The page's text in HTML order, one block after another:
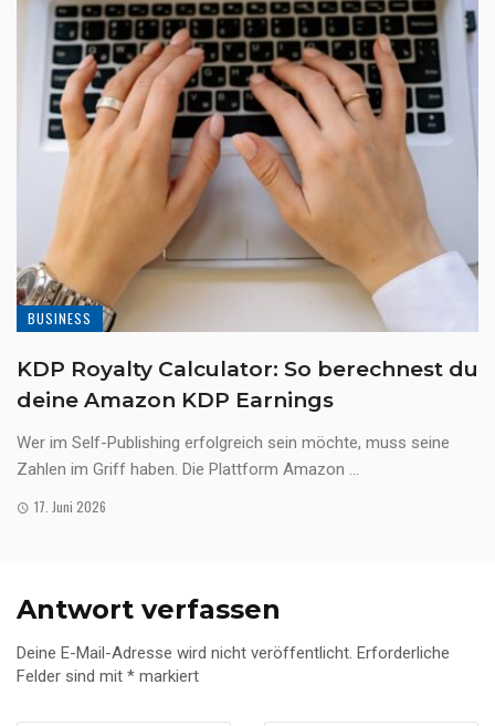
BUSINESS
KDP Royalty Calculator: So berechnest du
deine Amazon KDP Earnings
Wer im Self-Publishing erfolgreich sein möchte, muss seine
Zahlen im Griff haben. Die Plattform Amazon ...
17. Juni 2026
Antwort verfassen
Deine E-Mail-Adresse wird nicht veröffentlicht. Erforderliche
Felder sind mit * markiert